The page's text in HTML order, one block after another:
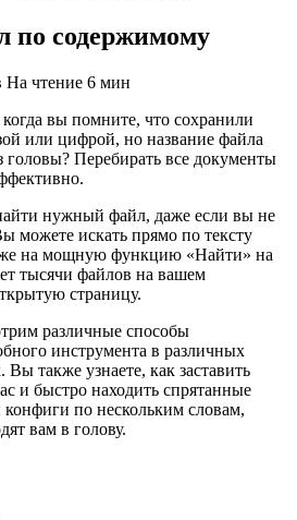
по содержимому
На чтение 6 мин
вы помните, что сохранили
или цифрой, но название файла
головы? Перебирать все документы
нужный файл, даже если вы не
можете искать прямо по тексту
на мощную функцию «Найти» на
тысячи файлов на вашем
страницу.
различные способы
инструмента в различных
также узнаете, как заставить
и быстро находить спрятанные
по нескольким словам,
вам в голову.